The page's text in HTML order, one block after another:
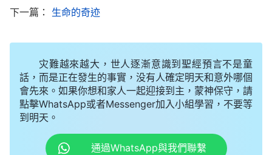
鏡看上去文質彬彬的人夾着公文包走了進來，對着我
旁邊的值班床上，又是給我倒水，又是給我剥糖吃。
他凑到我跟前，説：「你這是何苦呢？遭這麽大的
罪，其實也没有什麽大事，説了就没事了……」面對
這種場面，我不知道該怎麽應對，趕緊在心裏默默禱
告，求神開啓帶領我。這時，我想起神的話：「
務要時刻儆醒等候，多在我面前禱告，對撒但的各種
下一篇： 生命的奇迹
灾難越來越大，世人逐漸意識到聖經預言不是童
話，而是正在發生的事實，没有人確定明天和意外哪個
會先來。如果你想和家人一起迎接到主，蒙神保守，請
點擊WhatsApp或者Messenger加入小組學習，不要等
到明天。
通過WhatsApp與我們聯繫